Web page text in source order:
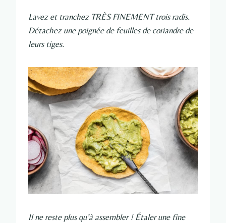
Lavez et tranchez TRÈS FINEMENT trois radis.
Détachez une poignée de feuilles de coriandre de
leurs tiges.
Il ne reste plus qu’à assembler ! Étaler une fine